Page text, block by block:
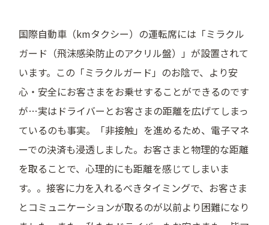
国際自動車（kmタクシー）の運転席には「ミラクル
ガード（飛沫感染防止のアクリル盤）」が設置されて
います。この「ミラクルガード」のお陰で、より安
心・安全にお客さまをお乗せすることができるのです
が…実はドライバーとお客さまの距離を広げてしまっ
ているのも事実。「非接触」を進めるため、電子マネ
ーでの決済も浸透しました。お客さまと物理的な距離
を取ることで、心理的にも距離を感じてしまいま
す。。接客に力を入れるべきタイミングで、お客さま
とコミュニケーションが取るのが以前より困難になり